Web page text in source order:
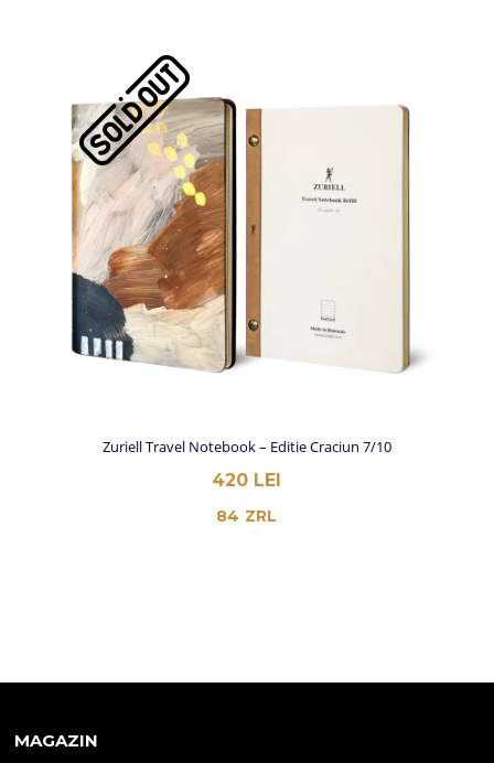
Zuriell Travel Notebook – Editie Craciun 7/10
420 LEI
84 ZRL
MAGAZIN